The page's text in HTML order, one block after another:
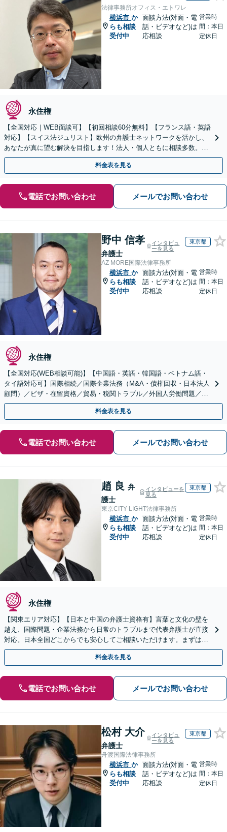
法律事務所オフィス・エトワレ
横浜市 か
らも相談
受付中
面談方法(対面・電
話・ビデオなど)は
応相談
営業時
間：本日
定休日
永住権
【全国対応｜WEB面談可】【初回相談60分無料】【フランス語・英語
対応】【スイス法ジュリスト】欧州の弁護士ネットワークを活かし、
あなたが真に望む解決を目指します！法人・個人ともに相談多数。細
やかな連絡と粘り強い交渉を徹底【休日・夜間相談可】
料金表を見る
電話でお問い合わせ メールでお問い合わせ
野中 信孝
弁護士
インタビュ
ーを見る
東京都
AZ MORE国際法律事務所
横浜市 か
らも相談
受付中
面談方法(対面・電
話・ビデオなど)は
応相談
営業時
間：本日
定休日
永住権
【全国対応(WEB相談可能)】【中国語・英語・韓国語・ベトナム語・
タイ語対応可】国際相続／国際企業法務（M&A・債権回収・日本法人
顧問）／ビザ・在留資格／貿易・税関トラブル／外国人労働問題／外
国人刑事事件など、幅広いご相談に対応可能
料金表を見る
電話でお問い合わせ メールでお問い合わせ
趙 良 弁
護士
インタビューを
見る
東京都
東京CITY LIGHT法律事務所
横浜市 か
らも相談
受付中
面談方法(対面・電
話・ビデオなど)は
応相談
営業時
間：本日
定休日
永住権
【関東エリア対応】【日本と中国の弁護士資格有】言葉と文化の壁を
越え、国際問題・企業法務から日常のトラブルまで代表弁護士が直接
対応。日本全国どこからでも安心してご相談いただけます。まずは一
歩を踏み出してみませんか。【初回相談無料】
料金表を見る
電話でお問い合わせ メールでお問い合わせ
松村 大介
弁護士
インタビュ
ーを見る
東京都
舟渡国際法律事務所
横浜市 か
らも相談
受付中
面談方法(対面・電
話・ビデオなど)は
応相談
営業時
間：本日
定休日